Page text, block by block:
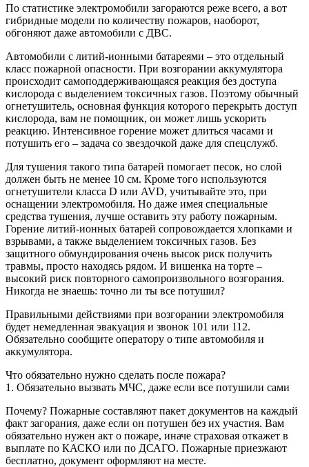
По статистике электромобили загораются реже всего, а вот
гибридные модели по количеству пожаров, наоборот,
обгоняют даже автомобили с ДВС.
Автомобили с литий-ионными батареями – это отдельный
класс пожарной опасности. При возгорании аккумулятора
происходит самоподдерживающаяся реакция без доступа
кислорода с выделением токсичных газов. Поэтому обычный
огнетушитель, основная функция которого перекрыть доступ
кислорода, вам не помощник, он может лишь ускорить
реакцию. Интенсивное горение может длиться часами и
потушить его – задача со звездочкой даже для спецслужб.
Для тушения такого типа батарей помогает песок, но слой
должен быть не менее 10 см. Кроме того используются
огнетушители класса D или AVD, учитывайте это, при
оснащении электромобиля. Но даже имея специальные
средства тушения, лучше оставить эту работу пожарным.
Горение литий-ионных батарей сопровождается хлопками и
взрывами, а также выделением токсичных газов. Без
защитного обмундирования очень высок риск получить
травмы, просто находясь рядом. И вишенка на торте –
высокий риск повторного самопроизвольного возгорания.
Никогда не знаешь: точно ли ты все потушил?
Правильными действиями при возгорании электромобиля
будет немедленная эвакуация и звонок 101 или 112.
Обязательно сообщите оператору о типе автомобиля и
аккумулятора.
Что обязательно нужно сделать после пожара?
1. Обязательно вызвать МЧС, даже если все потушили сами
Почему? Пожарные составляют пакет документов на каждый
факт загорания, даже если он потушен без их участия. Вам
обязательно нужен акт о пожаре, иначе страховая откажет в
выплате по КАСКО или по ДСАГО. Пожарные приезжают
бесплатно, документ оформляют на месте.